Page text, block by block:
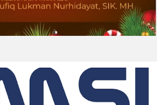
DOWNERS GROVE, Illinois, Aug. 01, 2026
(GLOBE NEWSWIRE) -- Univar Solutions LLC
(“Univar Solutions” atau “Perusahaan”),
penyedia solusi global terkemuka bagi